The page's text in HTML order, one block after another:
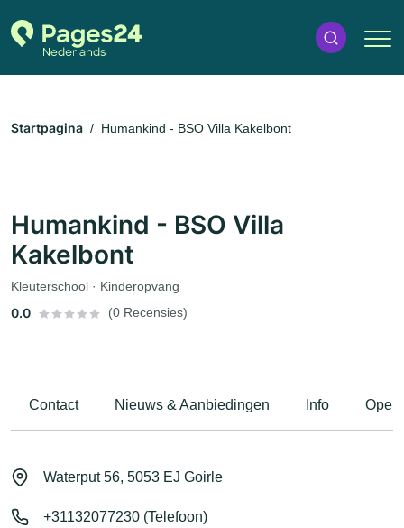
Startpagina Humankind - BSO Villa Kakelbont
Humankind - BSO Villa
Kakelbont
Kleuterschool · Kinderopvang
0.0 (0 Recensies)
Contact Nieuws & Aanbiedingen Info
Waterput 56, 5053 EJ Goirle
+31132077230 (Telefoon)